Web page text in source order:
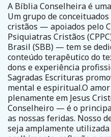
A Bíblia Conselheira é
Um grupo de
cristãos — apoiados pelo
Psiquiatras Cristãos
Brasil (SBB) — tem se
conteúdo terapêutico do
dons e experiência
Sagradas Escrituras
mental e espiritual.O
plenamente em Jesus
Conselheiro — é o
as nossas feridas. Nosso
seja amplamente